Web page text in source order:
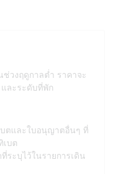
วงฤดูกาลต่ำ ราคาจะ
ละระดับที่พัก
ตและใบอนุญาตอื่นๆ ที่
เบต
ระบุไว้ในรายการเดิน